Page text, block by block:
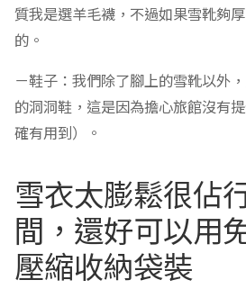
質我是選羊毛襪，不過如果雪靴夠
的。
－鞋子：我們除了腳上的雪靴以外
的洞洞鞋，這是因為擔心旅館沒有
確有用到）。
雪衣太膨鬆很佔
間，還好可以用
壓縮收納袋裝